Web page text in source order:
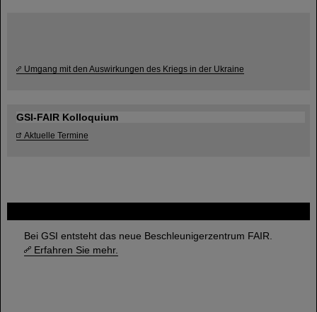
Bei GSI entsteht das neue Beschleunigerzentrum FAIR.
Erfahren Sie mehr.
Umgang mit den Auswirkungen des Kriegs in der Ukraine
GSI-FAIR Kolloquium
Aktuelle Termine